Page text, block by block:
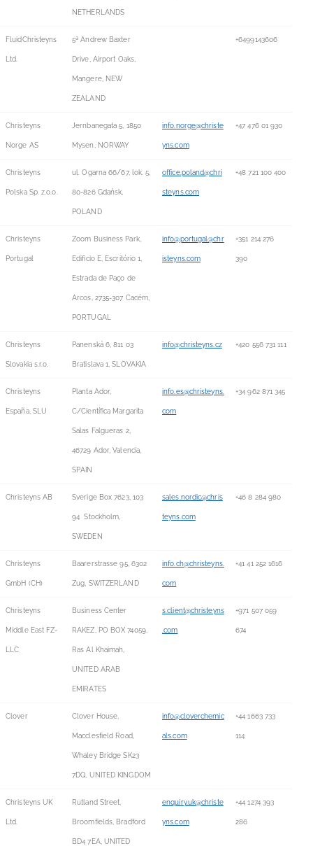
NETHERLANDS
FluidChristeyns
Ltd.
5ª Andrew Baxter
Drive, Airport Oaks,
Mangere, NEW
ZEALAND
+6499143606
Christeyns
Norge AS
Jernbanegata 5, 1850
Mysen, NORWAY
info.norge@christe
yns.com
+47 476 01 930
Christeyns
Polska Sp. z.o.o.
ul. Ogarna 66/67, lok. 5,
80-826 Gdańsk,
POLAND
office.poland@chri
steyns.com
+48 721 100 400
Christeyns
Portugal
Zoom Business Park,
Edificio E, Escritório 1,
Estrada de Paço de
Arcos, 2735-307 Cacém,
PORTUGAL
info@portugal@chr
isteyns.com
+351 214 276
390
Christeyns
Slovakia s.r.o.
Panenská 6, 811 03
Bratislava 1, SLOVAKIA
info@christeyns.cz +420 556 731 111
Christeyns
España, SLU
Planta Ador,
C/Científica Margarita
Salas Falgueras 2,
46729 Ador, Valencia,
SPAIN
info.es@christeyns.
com
+34 962 871 345
Christeyns AB Sverige Box 7623, 103
94 Stockholm,
SWEDEN
sales.nordic@chris
teyns.com
+46 8 284 980
Christeyns
GmbH (CH)
Baarerstrasse 95, 6302
Zug, SWITZERLAND
info.ch@christeyns.
com
+41 41 252 1616
Christeyns
Middle East FZ-
LLC
Business Center
RAKEZ, PO BOX 74059,
Ras Al Khaimah,
UNITED ARAB
EMIRATES
s.client@christeyns
.com
+971 507 059
674
Clover Clover House,
Macclesfield Road,
Whaley Bridge SK23
7DQ, UNITED KINGDOM
info@cloverchemic
als.com
+44 1663 733
114
Christeyns UK
Ltd.
Rutland Street,
Broomfields, Bradford
BD4 7EA, UNITED
enquiry.uk@christe
yns.com
+44 1274 393
286